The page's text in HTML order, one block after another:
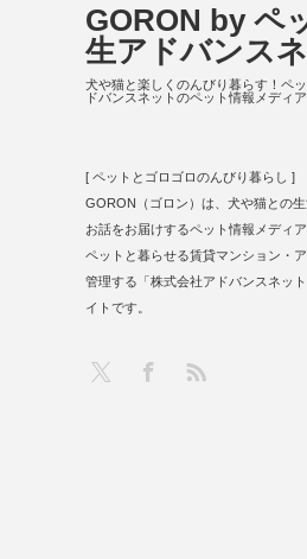
GORON by ペ
生アドバンス
犬や猫と楽しくのんびり暮らす！ペ
ドバンスネットのペット情報メディア
[ ペットとゴロゴロのんびり暮らし ]
GORON（ゴロン）は、犬や猫との
お話をお届けするペット情報メディア
ペットと暮らせる賃貸マンション・
管理する「株式会社アドバンスネッ
イトです。
Facebook
RSS